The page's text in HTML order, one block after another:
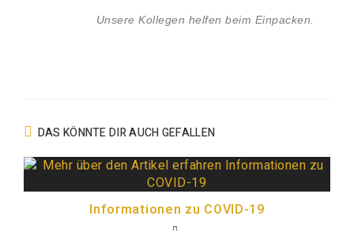
Unsere Kollegen helfen beim Einpacken.
DAS KÖNNTE DIR AUCH GEFALLEN
Informationen zu COVID-19